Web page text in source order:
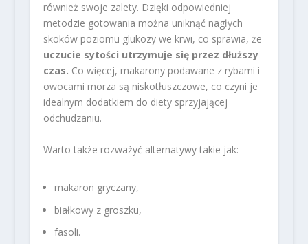
również swoje zalety. Dzięki odpowiedniej
metodzie gotowania można uniknąć nagłych
skoków poziomu glukozy we krwi, co sprawia, że
uczucie sytości utrzymuje się przez dłuższy
czas. Co więcej, makarony podawane z rybami i
owocami morza są niskotłuszczowe, co czyni je
idealnym dodatkiem do diety sprzyjającej
odchudzaniu.
Warto także rozważyć alternatywy takie jak:
makaron gryczany,
białkowy z groszku,
fasoli.